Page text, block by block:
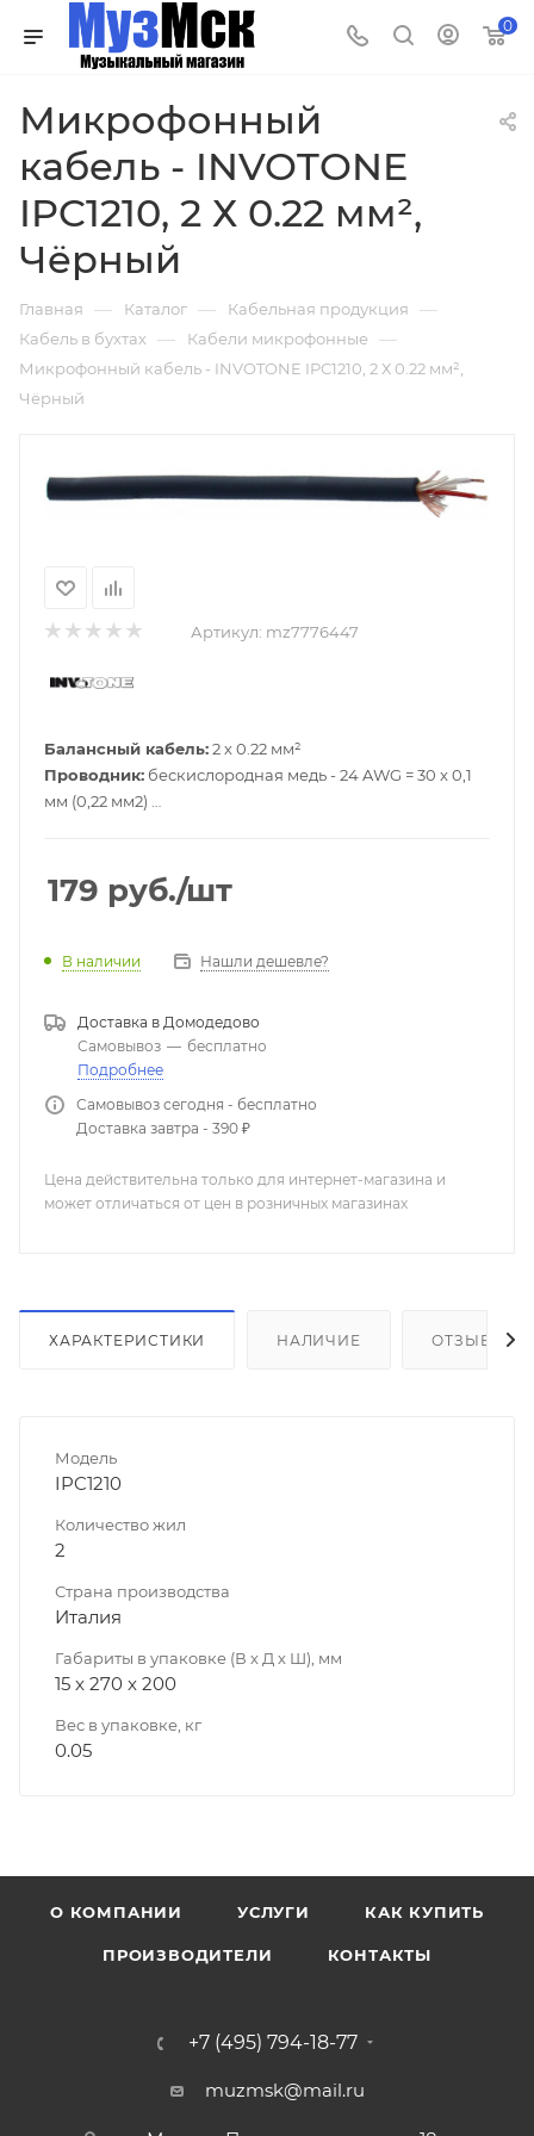
0
Микрофонный
кабель - INVOTONE
IPC1210, 2 Х 0.22 мм²,
Чёрный
Главная — Каталог — Кабельная продукция —
Кабель в бухтах — Кабели микрофонные —
Микрофонный кабель - INVOTONE IPC1210, 2 Х 0.22 мм²,
Чёрный
Артикул: mz7776447
Балансный кабель:2 х 0.22 мм²
Проводник: бескислородная медь - 24 AWG = 30 x 0,1
мм (0,22 мм2)
Ёмкость (проводник/экран):
Изоляция:PVC
Цвет:Чёрный
179 руб./шт
В наличии Нашли дешевле?
Доставка в Домодедово
Самовывоз — бесплатно
Подробнее
Самовывоз сегодня - бесплатно
Доставка завтра - 390 ₽
Цена действительна только для интернет-магазина и
может отличаться от цен в розничных магазинах
ХАРАКТЕРИСТИКИ НАЛИЧИЕ ОТЗЫВЫ
Модель
IPC1210
Количество жил
2
Страна производства
Италия
Габариты в упаковке (В х Д х Ш), мм
15 x 270 x 200
Вес в упаковке, кг
0.05
О КОМПАНИИ УСЛУГИ КАК КУПИТЬ
ПРОИЗВОДИТЕЛИ КОНТАКТЫ
+7 (495) 794-18-77
muzmsk@mail.ru